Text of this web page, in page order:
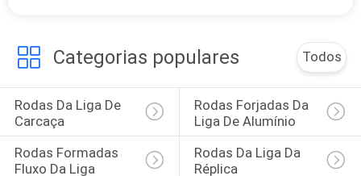
Categorias populares Todos
Rodas Da Liga De
Carcaça
Rodas Forjadas Da
Liga De Alumínio
Rodas Formadas
Fluxo Da Liga
Rodas Da Liga Da
Réplica